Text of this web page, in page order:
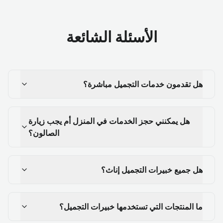
الأسئلة الشائعة
هل تقدمون خدمات التجميل مباشرة؟
هل يمكنني حجز الخدمات في المنزل أم يجب زيارة
الصالون؟
هل جميع خبيرات التجميل إناث؟
ما المنتجات التي تستخدمها خبيرات التجميل؟